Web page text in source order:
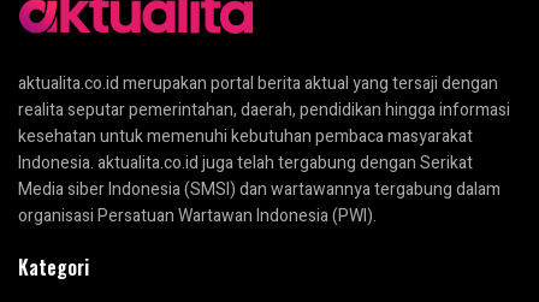
aktualita.co.id merupakan portal berita aktual yang tersaji dengan
realita seputar pemerintahan, daerah, pendidikan hingga informasi
kesehatan untuk memenuhi kebutuhan pembaca masyarakat
Indonesia. aktualita.co.id juga telah tergabung dengan Serikat
Media siber Indonesia (SMSI) dan wartawannya tergabung dalam
organisasi Persatuan Wartawan Indonesia (PWI).
Kategori